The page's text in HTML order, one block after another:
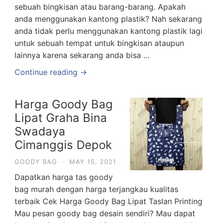
sebuah bingkisan atau barang-barang. Apakah
anda menggunakan kantong plastik? Nah sekarang
anda tidak perlu menggunakan kantong plastik lagi
untuk sebuah tempat untuk bingkisan ataupun
lainnya karena sekarang anda bisa …
Continue reading →
Harga Goody Bag
Lipat Graha Bina
Swadaya
Cimanggis Depok
GOODY BAG · MAY 15, 2021
Dapatkan harga tas goody
bag murah dengan harga terjangkau kualitas
terbaik Cek Harga Goody Bag Lipat Taslan Printing
Mau pesan goody bag desain sendiri? Mau dapat